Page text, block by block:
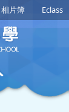
相片簿 Eclass